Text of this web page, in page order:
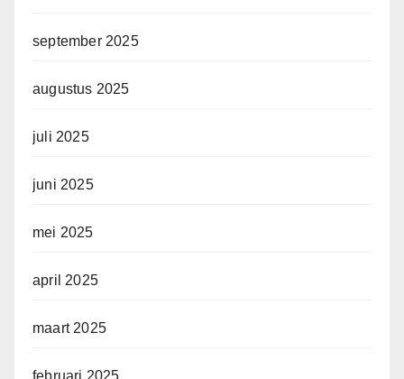
september 2025
augustus 2025
juli 2025
juni 2025
mei 2025
april 2025
maart 2025